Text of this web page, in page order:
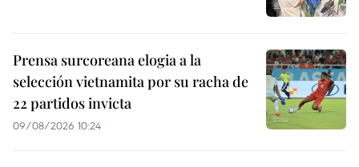
Prensa surcoreana elogia a la
selección vietnamita por su racha de
22 partidos invicta
09/08/2026 10:24